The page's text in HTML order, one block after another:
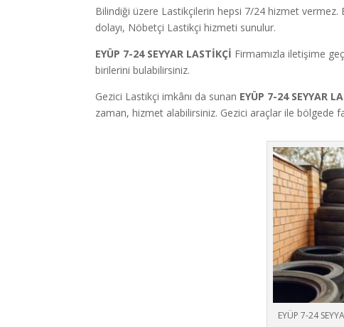
Bilindiği üzere Lastikçilerin hepsi 7/24 hizmet
dolayı, Nöbetçi Lastikçi hizmeti sunulur.
EYÜP 7-24 SEYYAR LASTİKÇİ Firmamızla iletişime
birilerini bulabilirsiniz.
Gezici Lastikçi imkânı da sunan EYÜP 7-24 SEYYAR
zaman, hizmet alabilirsiniz. Gezici araçlar ile bölgede
EYÜP 7-24